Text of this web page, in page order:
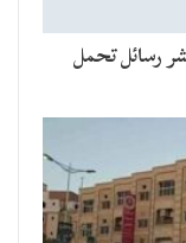
رسائل تحمل